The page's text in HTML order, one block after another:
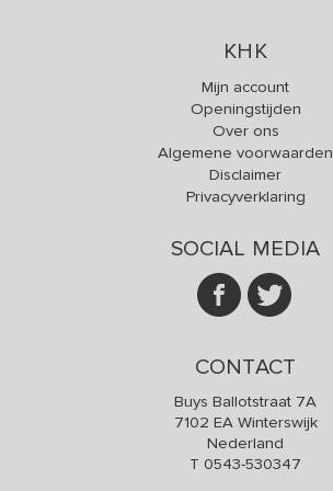
KHK
Mijn account
Openingstijden
Over ons
Algemene voorwaarden
Disclaimer
Privacyverklaring
SOCIAL MEDIA
CONTACT
Buys Ballotstraat 7A
7102 EA Winterswijk
Nederland
T 0543-530347